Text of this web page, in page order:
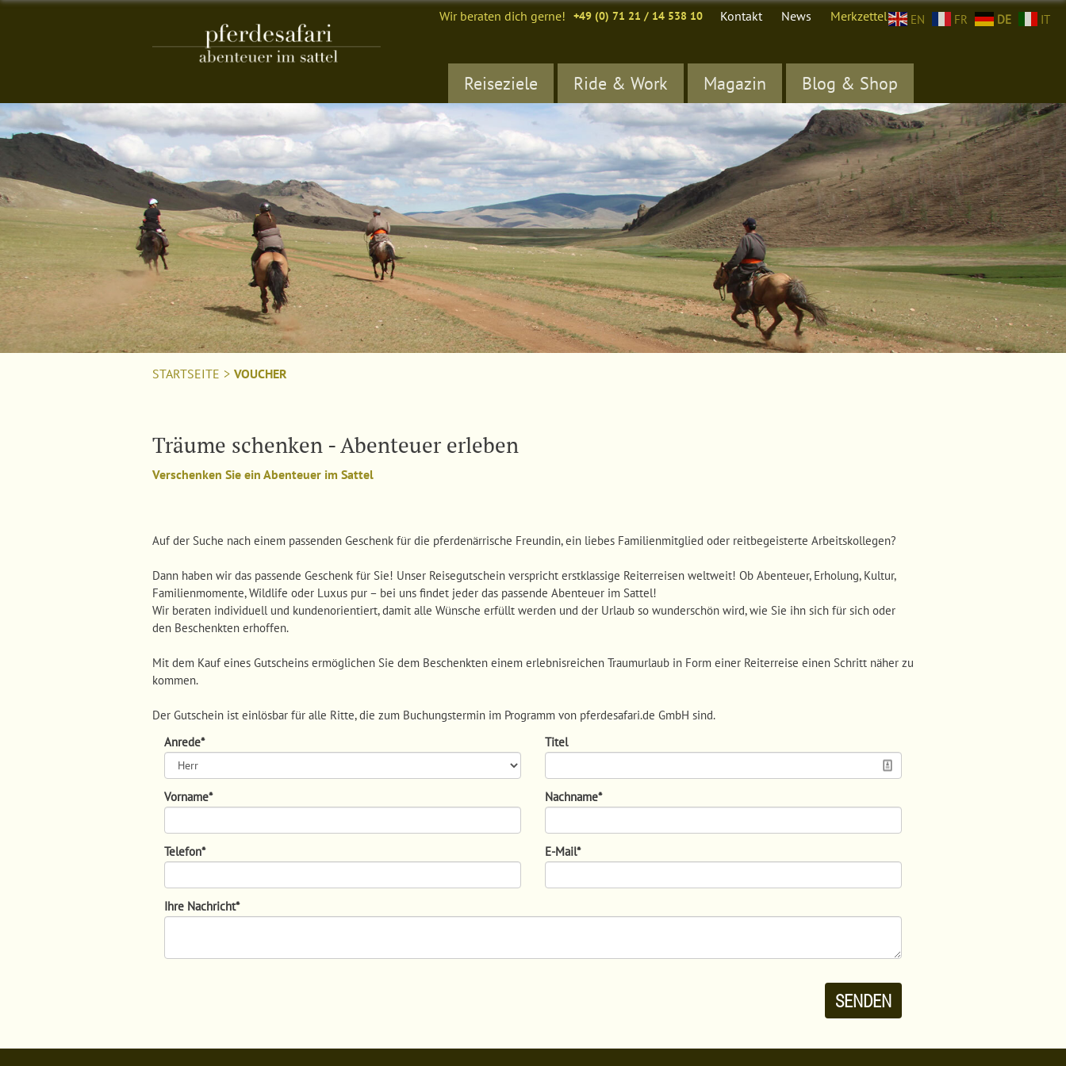
+49 (0) 71 21 / 14 538 10 Kontakt News Merkzettel (0)
Wir beraten dich gerne!
Reiseziele Ride & Work Magazin Blog & Shop
STARTSEITE > VOUCHER
Träume schenken - Abenteuer erleben
Verschenken Sie ein Abenteuer im Sattel
Auf der Suche nach einem passenden Geschenk für die pferdenärrische Freundin, ein liebes Familienmitglied oder reitbegeisterte Arbeitskollegen?
Dann haben wir das passende Geschenk für Sie! Unser Reisegutschein verspricht erstklassige Reiterreisen weltweit! Ob Abenteuer, Erholung, Kultur,
Familienmomente, Wildlife oder Luxus pur – bei uns findet jeder das passende Abenteuer im Sattel!
Wir beraten individuell und kundenorientiert, damit alle Wünsche erfüllt werden und der Urlaub so wunderschön wird, wie Sie ihn sich für sich oder
den Beschenkten erhoffen.
Mit dem Kauf eines Gutscheins ermöglichen Sie dem Beschenkten einem erlebnisreichen Traumurlaub in Form einer Reiterreise einen Schritt näher zu
kommen.
Der Gutschein ist einlösbar für alle Ritte, die zum Buchungstermin im Programm von pferdesafari.de GmbH sind.
Anrede* Titel
Vorname* Nachname*
Telefon* E-Mail*
Ihre Nachricht*
SENDEN
EN FR DE IT